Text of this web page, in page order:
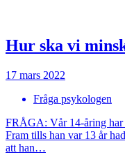
Hur ska vi
17 mars 2022
Fråga psykologen
FRÅGA: Vår 14-åring har
Fram tills han var 13 år
att han…